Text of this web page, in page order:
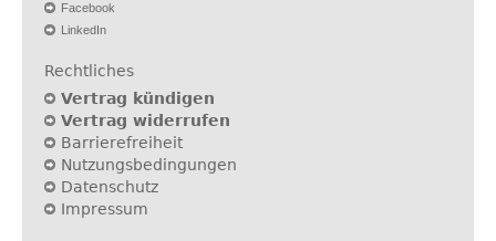
Facebook
LinkedIn
Rechtliches
Vertrag kündigen
Vertrag widerrufen
Barrierefreiheit
Nutzungsbedingungen
Datenschutz
Impressum